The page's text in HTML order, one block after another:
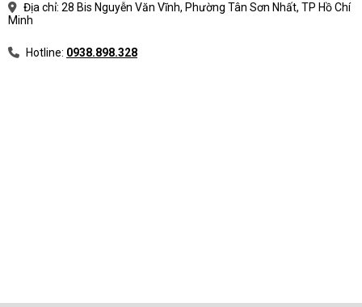
Địa chỉ: 28 Bis Nguyễn Văn Vĩnh, Phường Tân Sơn Nhất, TP Hồ Chí
Minh
Hotline: 0938.898.328